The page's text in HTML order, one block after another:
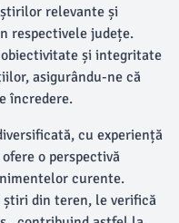
relevante și
respectivele județe.
și integritate
asigurându-ne că
încredere.
cu experiență
o perspectivă
curente.
din teren, le verifică